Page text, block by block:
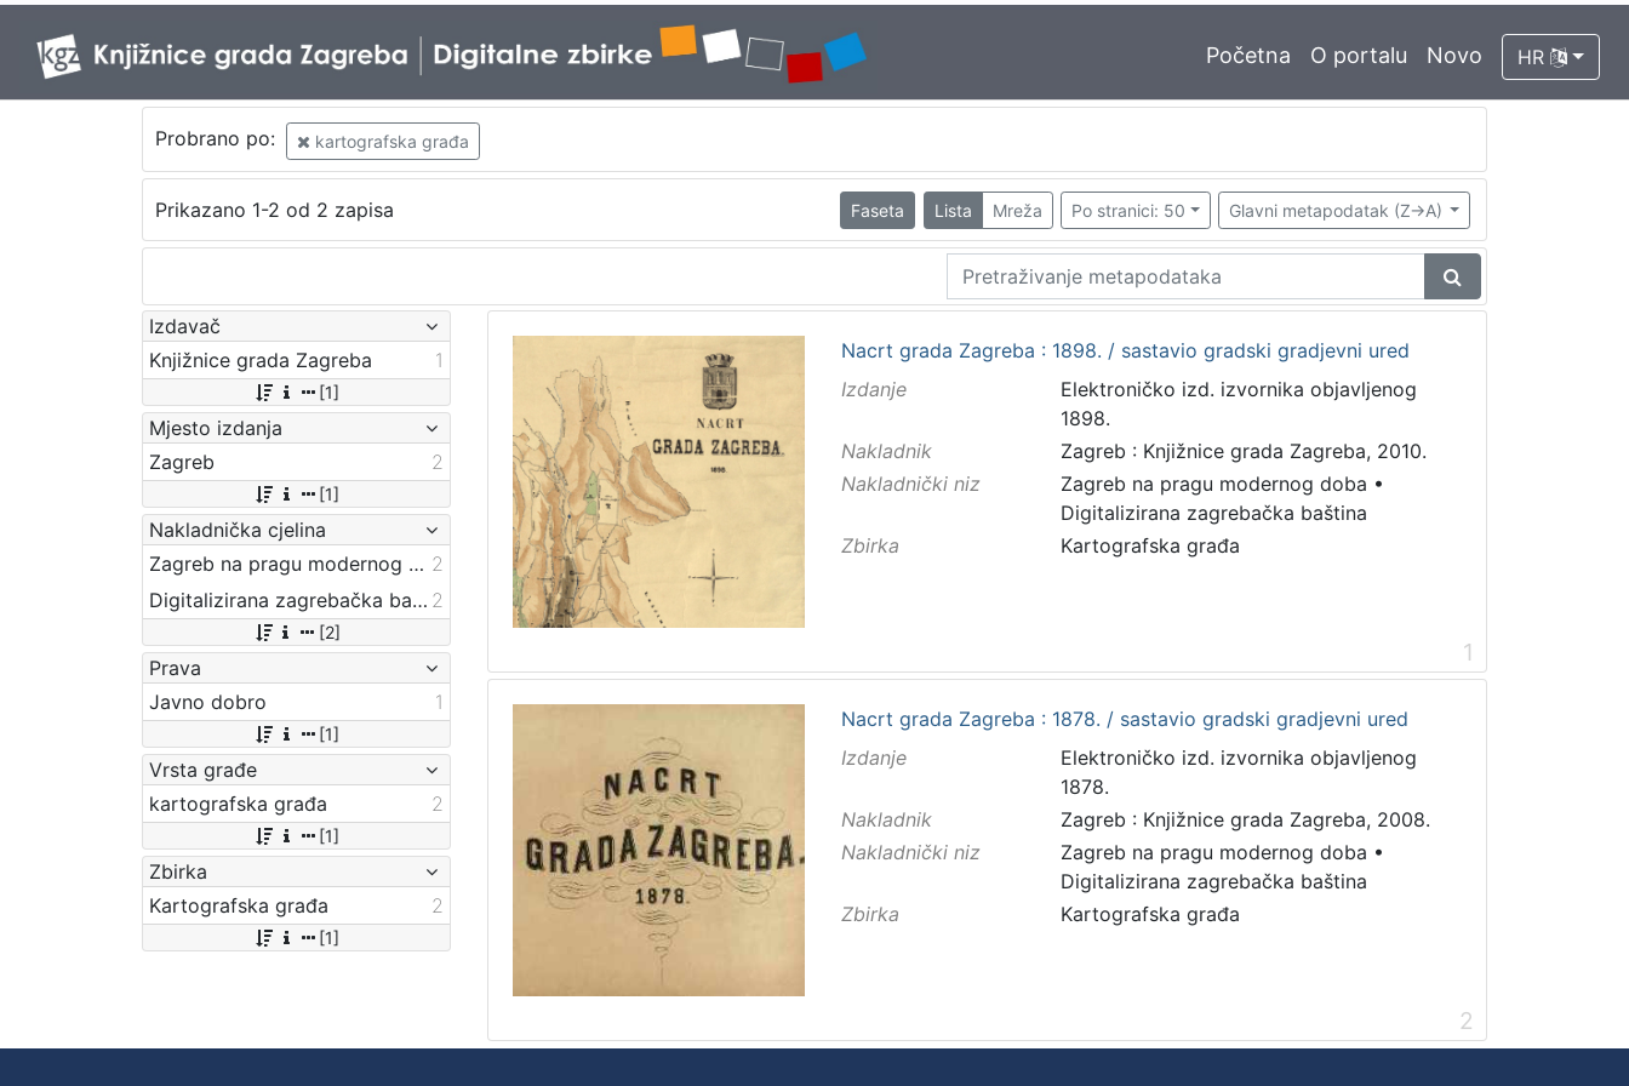
Početna O portalu Novo HR
Probrano po: kartografska građa
Prikazano 1-2 od 2 zapisa Faseta Lista Mreža Po stranici: 50 Glavni metapodatak (Z->A)
Izdavač
Knjižnice grada Zagreba
1
[1]
Mjesto izdanja
Zagreb
2
[1]
Nakladnička cjelina
Zagreb na pragu modernog doba 2
Digitalizirana zagrebačka baština 2
[2]
Prava
Javno dobro
1
[1]
Vrsta građe
kartografska građa
2
[1]
Zbirka
Kartografska građa
2
[1]
Nacrt grada Zagreba : 1898. / sastavio gradski gradjevni ured
Izdanje
Elektroničko izd. izvornika objavljenog
1898.
Nakladnik
Zagreb : Knjižnice grada Zagreba, 2010.
Nakladnički niz
Zagreb na pragu modernog doba •
Digitalizirana zagrebačka baština
Zbirka
Kartografska građa
1
Nacrt grada Zagreba : 1878. / sastavio gradski gradjevni ured
Izdanje
Elektroničko izd. izvornika objavljenog
1878.
Nakladnik
Zagreb : Knjižnice grada Zagreba, 2008.
Nakladnički niz
Zagreb na pragu modernog doba •
Digitalizirana zagrebačka baština
Zbirka
Kartografska građa
2